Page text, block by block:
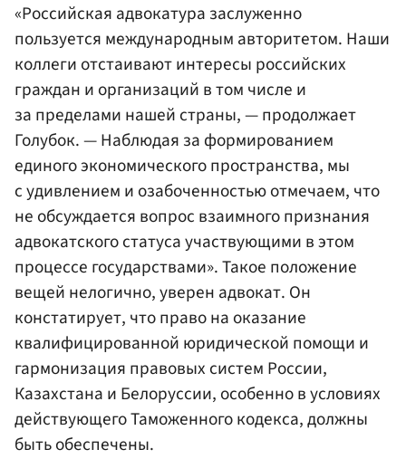
«Российская адвокатура заслуженно
пользуется международным авторитетом. Наши
коллеги отстаивают интересы российских
граждан и организаций в том числе и
за пределами нашей страны, — продолжает
Голубок. — Наблюдая за формированием
единого экономического пространства, мы
с удивлением и озабоченностью отмечаем, что
не обсуждается вопрос взаимного признания
адвокатского статуса участвующими в этом
процессе государствами». Такое положение
вещей нелогично, уверен адвокат. Он
констатирует, что право на оказание
квалифицированной юридической помощи и
гармонизация правовых систем России,
Казахстана и Белоруссии, особенно в условиях
действующего Таможенного кодекса, должны
быть обеспечены.